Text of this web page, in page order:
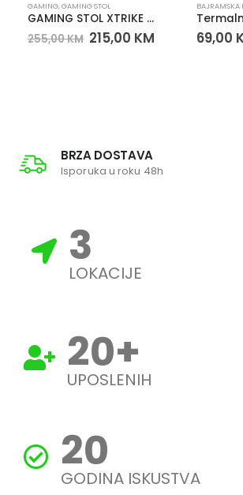
ZA MOBITELE,SLUŠALICE
GAMING,GAMING STOL
GAMING STOL XTRIKE ME
255,00KM 215,00 KM
BAJRAMSKA
69,00
BRZA DOSTAVA
Isporuka u roku 48h
3
LOKACIJE
20+
UPOSLENIH
20
GODINA ISKUSTVA